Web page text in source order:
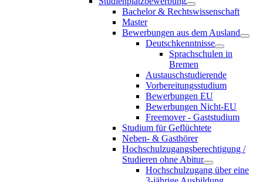
Bachelor & Rechtswissenschaft
Master
Bewerbungen aus dem Ausland
Deutschkenntnisse
Sprachschulen in
Bremen
Austauschstudierende
Vorbereitungsstudium
Bewerbungen EU
Bewerbungen Nicht-EU
Freemover - Gaststudium
Studium für Geflüchtete
Neben- & Gasthörer
Hochschulzugangsberechtigung /
Studieren ohne Abitur
Hochschulzugang über eine